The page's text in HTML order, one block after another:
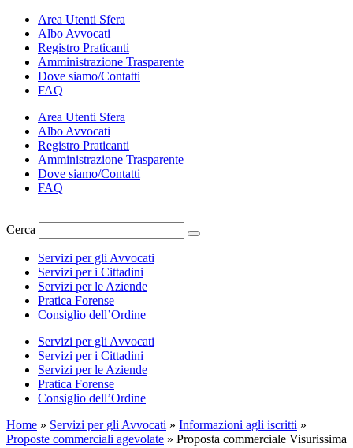
contenuto
Area Utenti Sfera
Albo Avvocati
Registro Praticanti
Amministrazione Trasparente
Dove siamo/Contatti
FAQ
Area Utenti Sfera
Albo Avvocati
Registro Praticanti
Amministrazione Trasparente
Dove siamo/Contatti
FAQ
Cerca
Servizi per gli Avvocati
Servizi per i Cittadini
Servizi per le Aziende
Pratica Forense
Consiglio dell’Ordine
Servizi per gli Avvocati
Servizi per i Cittadini
Servizi per le Aziende
Pratica Forense
Consiglio dell’Ordine
Home » Servizi per gli Avvocati » Informazioni agli iscritti »
Proposte commerciali agevolate » Proposta commerciale Visurissima